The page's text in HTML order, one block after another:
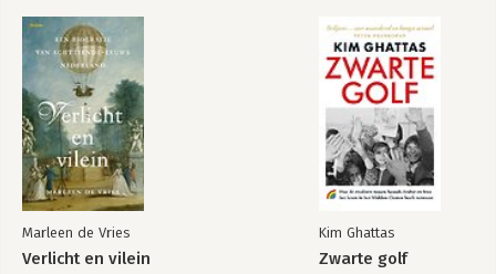
Marleen de Vries
Verlicht en vilein
Kim Ghattas
Zwarte golf